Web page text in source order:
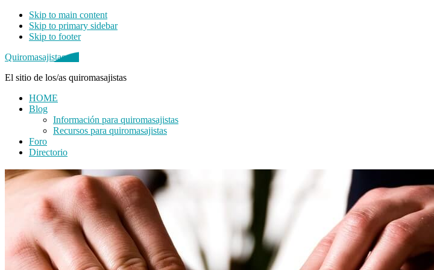
Skip to main content
Skip to primary sidebar
Skip to footer
Quiromasajistas.net
El sitio de los/as quiromasajistas
HOME
Blog
Información para quiromasajistas
Recursos para quiromasajistas
Foro
Directorio
Primary
Sidebar